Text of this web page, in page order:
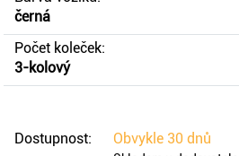
černá
Počet koleček:
3-kolový
Dostupnost: Obvykle 30 dnů